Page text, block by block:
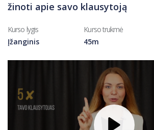
žinoti apie savo klausytoją
Kurso lygis
Įžanginis
Kurso trukmė
45m